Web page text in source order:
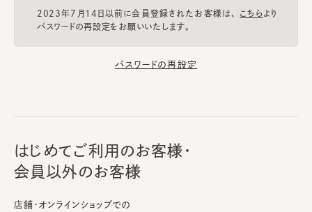
2023年7月14日以前に会員登録されたお客様は、 こちらより
パスワードの再設定をお願いいたします。
パスワードの再設定
はじめてご利用のお客様・
会員以外のお客様
店舗・オンラインショップでの